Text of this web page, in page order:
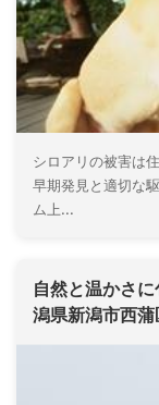
シロアリの被害は
早期発見と適切な
ム上...
自然と温かさ
潟県新潟市西